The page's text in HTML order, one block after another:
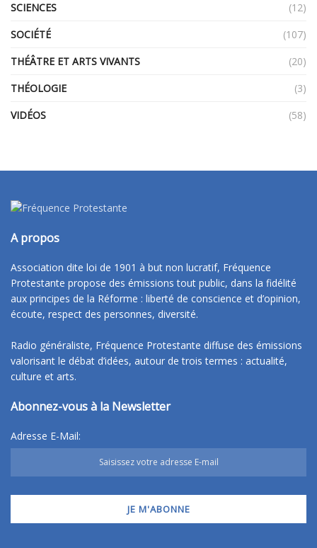
SCIENCES
(12)
SOCIÉTÉ
(107)
THÉÂTRE ET ARTS VIVANTS
(20)
THÉOLOGIE
(3)
VIDÉOS
(58)
A propos
Association dite loi de 1901 à but non lucratif, Fréquence
Protestante propose des émissions tout public, dans la fidélité
aux principes de la Réforme : liberté de conscience et d’opinion,
écoute, respect des personnes, diversité.
Radio généraliste, Fréquence Protestante diffuse des émissions
valorisant le débat d’idées, autour de trois termes : actualité,
culture et arts.
Abonnez-vous à la Newsletter
Adresse E-Mail: